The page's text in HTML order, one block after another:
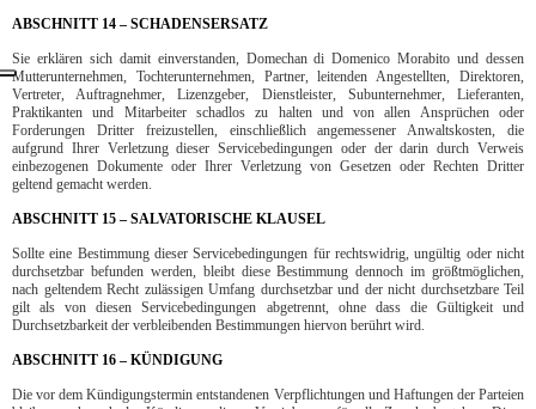
ABSCHNITT 14 – SCHADENSERSATZ
Sie erklären sich damit einverstanden, Domechan di Domenico Morabito und dessen
Mutterunternehmen, Tochterunternehmen, Partner, leitenden Angestellten, Direktoren,
Vertreter, Auftragnehmer, Lizenzgeber, Dienstleister, Subunternehmer, Lieferanten,
Praktikanten und Mitarbeiter schadlos zu halten und von allen Ansprüchen oder
Forderungen Dritter freizustellen, einschließlich angemessener Anwaltskosten, die
aufgrund Ihrer Verletzung dieser Servicebedingungen oder der darin durch Verweis
einbezogenen Dokumente oder Ihrer Verletzung von Gesetzen oder Rechten Dritter
geltend gemacht werden.
ABSCHNITT 15 – SALVATORISCHE KLAUSEL
Sollte eine Bestimmung dieser Servicebedingungen für rechtswidrig, ungültig oder nicht
durchsetzbar befunden werden, bleibt diese Bestimmung dennoch im größtmöglichen,
nach geltendem Recht zulässigen Umfang durchsetzbar und der nicht durchsetzbare Teil
gilt als von diesen Servicebedingungen abgetrennt, ohne dass die Gültigkeit und
Durchsetzbarkeit der verbleibenden Bestimmungen hiervon berührt wird.
ABSCHNITT 16 – KÜNDIGUNG
Die vor dem Kündigungstermin entstandenen Verpflichtungen und Haftungen der Parteien